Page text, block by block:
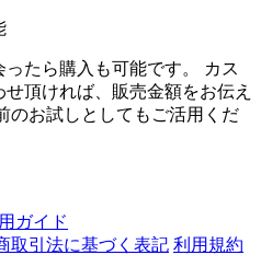
たら購入も可能です。 カス
頂ければ、販売金額をお伝え
のお試しとしてもご活用くだ
ガイド
取引法に基づく表記 利用規約